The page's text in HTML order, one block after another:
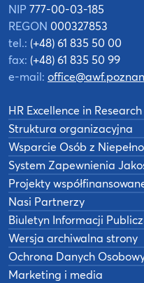
NIP 777-00-03-185
REGON 000327853
tel.: (+48) 61 835 50 00
fax: (+48) 61 835 50 99
e-mail:
HR Excellence in Research
Struktura organizacyjna
Wsparcie Osób z
System Zapewnienia
Projekty
Nasi Partnerzy
Biuletyn Informacji
Wersja archiwalna strony
Ochrona Danych
Marketing i media